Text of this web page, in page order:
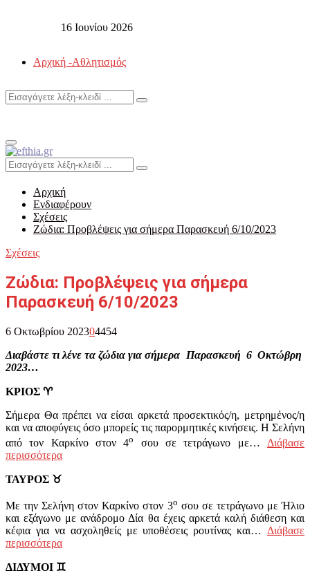
16 Ιουνίου 2026
Αρχική -Αθλητισμός
Search
Search
Primary
Menu
Search
for:
Search
Αρχική
Ενδιαφέρουν
Σχέσεις
Ζώδια: Προβλέψεις για σήμερα Παρασκευή 6/10/2023
Σχέσεις
Ζώδια: Προβλέψεις για σήμερα
Παρασκευή 6/10/2023
6 Οκτωβρίου 202304454
Διαβάστε τι λένε τα ζώδια για σήμερα Παρασκευή 6 Οκτώβρη
2023…
ΚΡΙΟΣ ♈
Σήμερα Θα πρέπει να είσαι αρκετά προσεκτικός/η, μετρημένος/η
και να αποφύγεις όσο μπορείς τις παρορμητικές κινήσεις. Η Σελήνη
από τον Καρκίνο στον 4ο σου σε τετράγωνο με… Διάβασε
περισσότερα
ΤΑΥΡΟΣ ♉
Με την Σελήνη στον Καρκίνο στον 3ο σου σε τετράγωνο με Ήλιο
και εξάγωνο με ανάδρομο Δία θα έχεις αρκετά καλή διάθεση και
κέφια για να ασχοληθείς με υποθέσεις ρουτίνας και… Διάβασε
περισσότερα
ΔΙΔΥΜΟΙ ♊